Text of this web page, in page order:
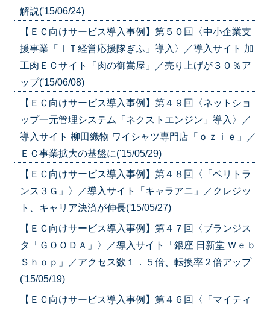
解説('15/06/24)
【ＥＣ向けサービス導入事例】第５０回〈中小企業支
援事業「ＩＴ経営応援隊ぎふ」導入〉／導入サイト 加
工肉ＥＣサイト「肉の御嵩屋」／売り上げが３０％ア
ップ('15/06/08)
【ＥＣ向けサービス導入事例】第４９回〈ネットショ
ップ一元管理システム「ネクストエンジン」導入〉／
導入サイト 柳田織物 ワイシャツ専門店「ｏｚｉｅ」／
ＥＣ事業拡大の基盤に('15/05/29)
【ＥＣ向けサービス導入事例】第４８回〈「ベリトラ
ンス３Ｇ」〉／導入サイト「キャラアニ」／クレジッ
ト、キャリア決済が伸長('15/05/27)
【ＥＣ向けサービス導入事例】第４７回〈ブランジス
タ「ＧＯＯＤＡ」〉／導入サイト「銀座 日新堂 Ｗｅｂ
Ｓｈｏｐ」／アクセス数１．５倍、転換率２倍アップ
('15/05/19)
【ＥＣ向けサービス導入事例】第４６回〈「マイティ